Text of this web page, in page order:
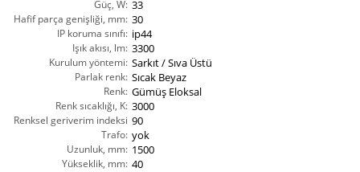
Güç, W: 33
Hafif parça genişliği, mm: 30
IP koruma sınıfı: ip44
Işık akısı, lm: 3300
Kurulum yöntemi: Sarkıt / Sıva Üstü
Parlak renk: Sıcak Beyaz
Renk: Gümüş Eloksal
Renk sıcaklığı, K: 3000
Renksel geriverim indeksi
CRI(Ra):
90
Trafo: yok
Uzunluk, mm: 1500
Yükseklik, mm: 40